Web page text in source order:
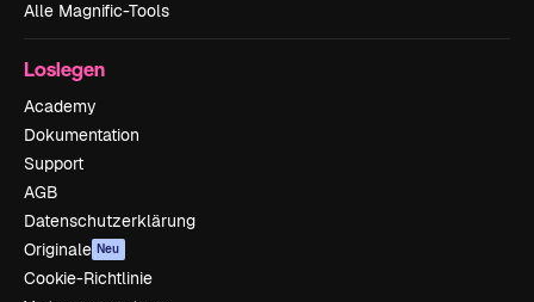
Alle Magnific-Tools
Loslegen
Academy
Dokumentation
Support
AGB
Datenschutzerklärung
Originale Neu
Cookie-Richtlinie